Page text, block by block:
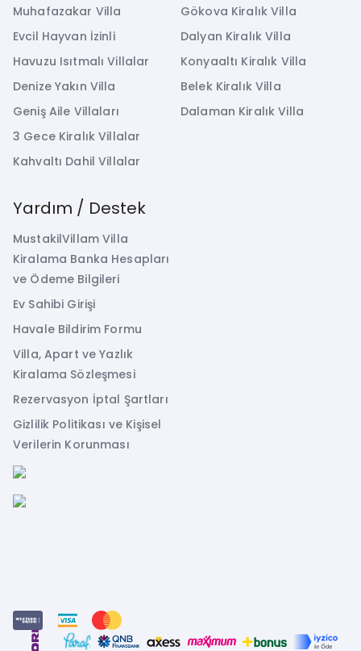
Muhafazakar Villa
Evcil Hayvan İzinli
Havuzu Isıtmalı Villalar
Denize Yakın Villa
Geniş Aile Villaları
3 Gece Kiralık Villalar
Kahvaltı Dahil Villalar
Gökova Kiralık Villa
Dalyan Kiralık Villa
Konyaaltı Kiralık Villa
Belek Kiralık Villa
Dalaman Kiralık Villa
Yardım / Destek
MustakilVillam Villa
Kiralama Banka Hesapları
ve Ödeme Bilgileri
Ev Sahibi Girişi
Havale Bildirim Formu
Villa, Apart ve Yazlık
Kiralama Sözleşmesi
Rezervasyon İptal Şartları
Gizlilik Politikası ve Kişisel
Verilerin Korunması